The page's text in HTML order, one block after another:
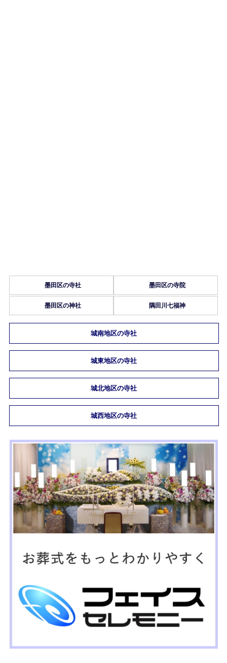
墨田区の寺社 墨田区の寺院
墨田区の神社 隅田川七福神
城南地区の寺社
城東地区の寺社
城北地区の寺社
城西地区の寺社